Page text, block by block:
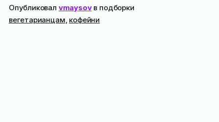
Опубликовал vmaysovв подборки
вегетарианцам, кофейни